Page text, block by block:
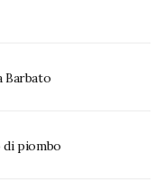
Barbato
piombo